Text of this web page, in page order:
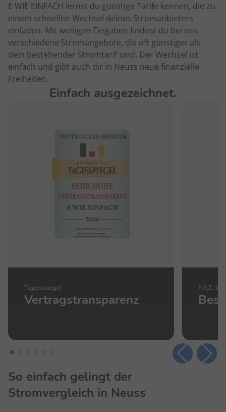
E WIE EINFACH lernst du günstige Tarife kennen, die zu
einem schnellen Wechsel deines Stromanbieters
einladen. Mit wenigen Eingaben findest du bei uns
verschiedene Stromangebote, die oft günstiger als
dein bestehender Stromtarif sind. Der Wechsel ist
einfach und gibt auch dir in Neuss neue finanzielle
Freiheiten.
Einfach ausgezeichnet.
Tagesspiegel
Vertragstransparenz
F.A.Z.-
So einfach gelingt der
Stromvergleich in Neuss